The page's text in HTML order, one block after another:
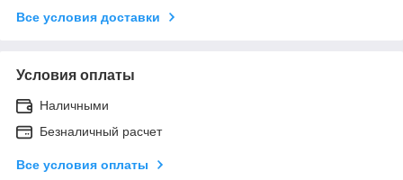
Все условия доставки
Условия оплаты
Наличными
Безналичный расчет
Все условия оплаты